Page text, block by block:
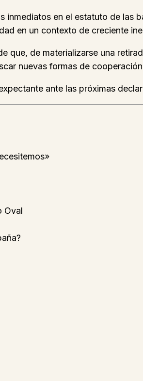
inmediatos en el estatuto de las
en un contexto de creciente
que, de materializarse una
nuevas formas de
ante las próximas
Oval